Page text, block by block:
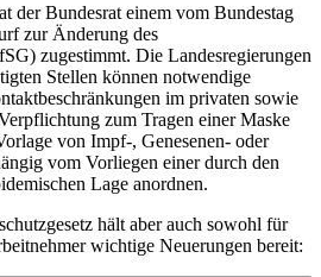
der Bundesrat einem vom Bundestag
zur Änderung des
zugestimmt. Die Landesregierungen
Stellen können notwendige
im privaten sowie
zum Tragen einer Maske
von Impf-, Genesenen- oder
vom Vorliegen einer durch den
Lage anordnen.
hält aber auch sowohl für
wichtige Neuerungen bereit: